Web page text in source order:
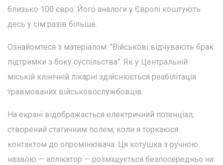
близько 100 євро. Його аналоги у Європі коштують
десь у сім разів більше.
Ознайомтеся з матеріалом: "Військові відчувають брак
підтримки з боку суспільства". Як у Центральній
міській клінічній лікарні здійснюється реабілітація
травмованих військовослужбовців.
На екрані відображається електричний потенціал,
створений статичним полем, коли я торкаюся
контактом до опромінювача. Ця котушка з ручною
назвою — аплікатор — розміщується безпосередньо на